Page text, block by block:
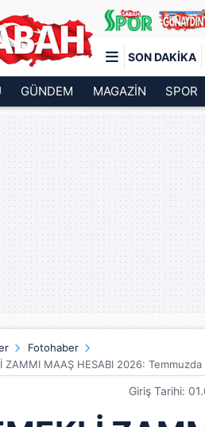
SON DAKIKA
en iyi haber sitesi
GÜNDEM MAGAZİN SPOR
Fotohaber
ZAMMI MAAŞ HESABI 2026:
Giriş Tarihi: